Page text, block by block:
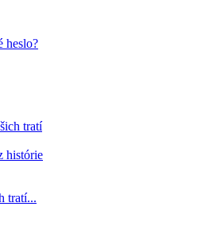
heslo?
tratí
histórie
tratí...